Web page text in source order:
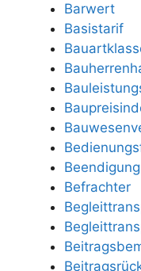
Barwert
Basistarif
Befrachter